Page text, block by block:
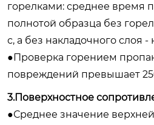
горелками: среднее время
полнотой образца без
с, а без накладочного слоя
●Проверка горением
повреждений превышает
3.Поверхностное
●Среднее значение